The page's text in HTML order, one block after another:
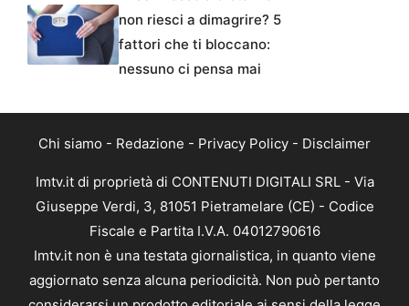
non riesci a dimagrire? 5
fattori che ti bloccano:
nessuno ci pensa mai
Chi siamo - Redazione - Privacy Policy - Disclaimer
Imtv.it di proprietà di CONTENUTI DIGITALI SRL - Via
Giuseppe Verdi, 3, 81051 Pietramelare (CE) - Codice
Fiscale e Partita I.V.A. 04012790616
Imtv.it non è una testata giornalistica, in quanto viene
aggiornato senza alcuna periodicità. Non può pertanto